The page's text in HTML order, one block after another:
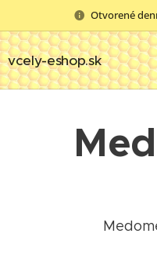
Otvorené
vcely-eshop.sk